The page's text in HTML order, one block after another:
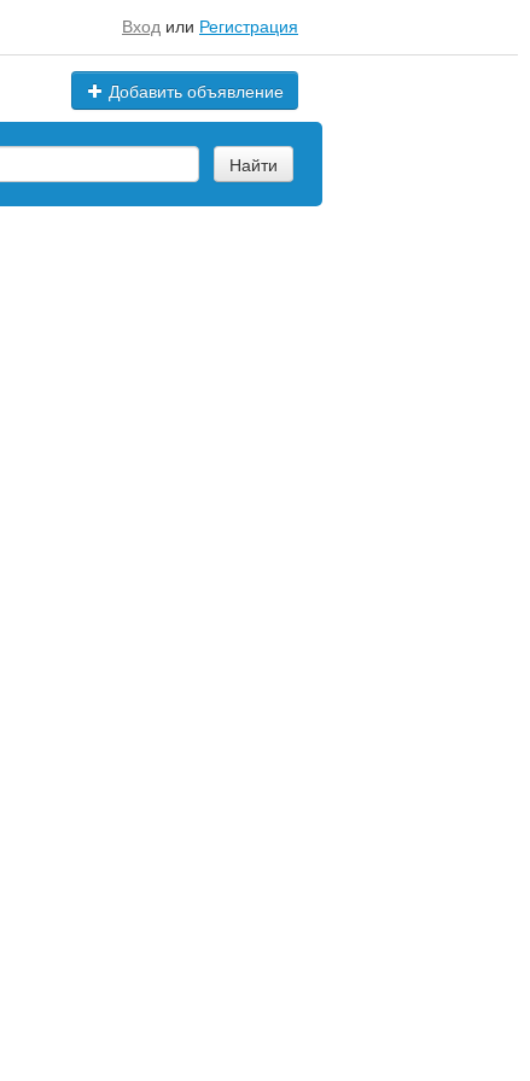
Вход или Регистрация
Добавить объявление
Найти